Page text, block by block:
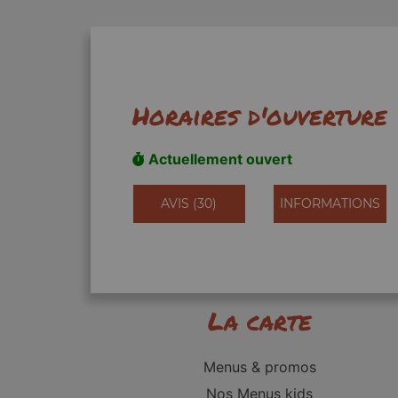
Horaires d'ouverture
Actuellement ouvert
AVIS (30) INFORMATIONS
La carte
Menus & promos
Nos Menus kids